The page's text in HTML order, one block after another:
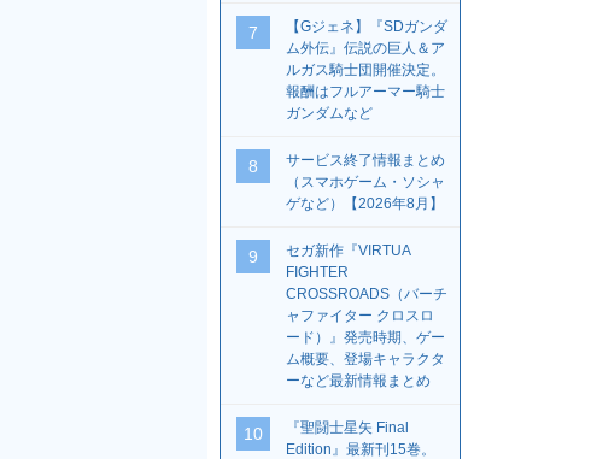
7
【Gジェネ】『SDガンダ
ム外伝』伝説の巨人＆ア
ルガス騎士団開催決定。
報酬はフルアーマー騎士
ガンダムなど
8
サービス終了情報まとめ
（スマホゲーム・ソシャ
ゲなど）【2026年8月】
9
セガ新作『VIRTUA
FIGHTER
CROSSROADS（バーチ
ャファイター クロスロ
ード）』発売時期、ゲー
ム概要、登場キャラクタ
ーなど最新情報まとめ
10
『聖闘士星矢 Final
Edition』最新刊15巻。